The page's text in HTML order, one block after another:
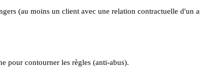
(au moins un client avec une relation contractuelle d'un
pour contourner les règles (anti-abus).